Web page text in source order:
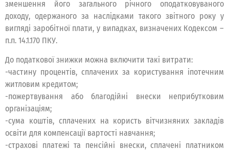
зменшення його загального річного оподатковуваного
доходу, одержаного за наслідками такого звітного року у
вигляді заробітної плати, у випадках, визначених Кодексом –
п.п. 14.1.170 ПКУ.
До податкової знижки можна включити такі витрати:
-частину процентів, сплачених за користування іпотечним
житловим кредитом;
-пожертвування або благодійні внески неприбутковим
організаціям;
-сума коштів, сплачених на користь вітчизняних закладів
освіти для компенсації вартості навчання;
-страхові платежі та пенсійні внески, сплачені платником